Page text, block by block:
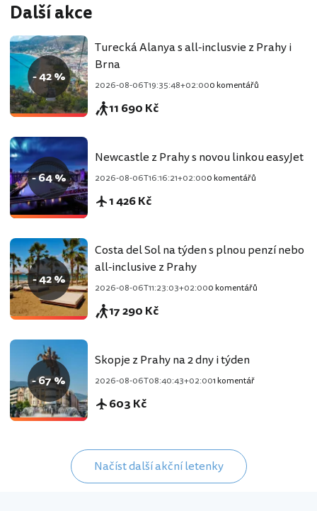
Další akce
- 42 %
Turecká Alanya s all-inclusvie z Prahy i
Brna
2026-08-06T19:35:48+02:000 komentářů
11 690 Kč
- 64 %
Newcastle z Prahy s novou linkou easyJet
2026-08-06T16:16:21+02:000 komentářů
1 426 Kč
- 42 %
Costa del Sol na týden s plnou penzí nebo
all-inclusive z Prahy
2026-08-06T11:23:03+02:000 komentářů
17 290 Kč
- 67 %
Skopje z Prahy na 2 dny i týden
2026-08-06T08:40:43+02:001 komentář
603 Kč
Načíst další akční letenky